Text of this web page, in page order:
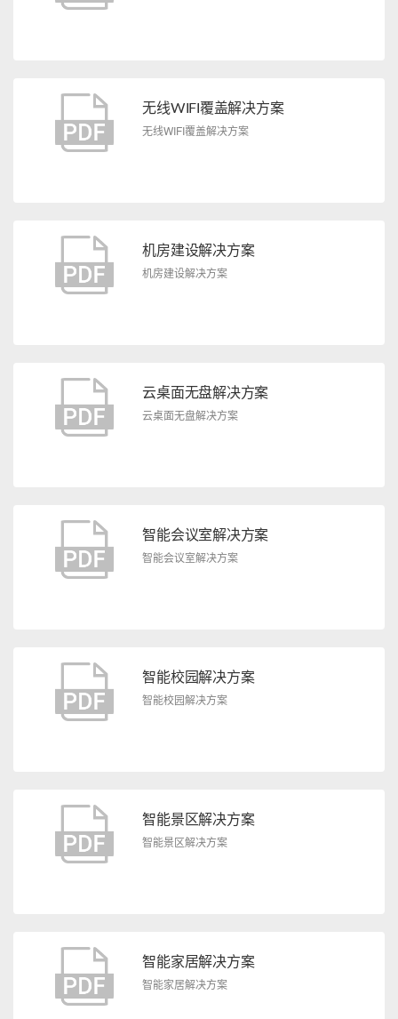
无线WIFI覆盖解决方案
无线WIFI覆盖解决方案
机房建设解决方案
机房建设解决方案
云桌面无盘解决方案
云桌面无盘解决方案
智能会议室解决方案
智能会议室解决方案
智能校园解决方案
智能校园解决方案
智能景区解决方案
智能景区解决方案
智能家居解决方案
智能家居解决方案